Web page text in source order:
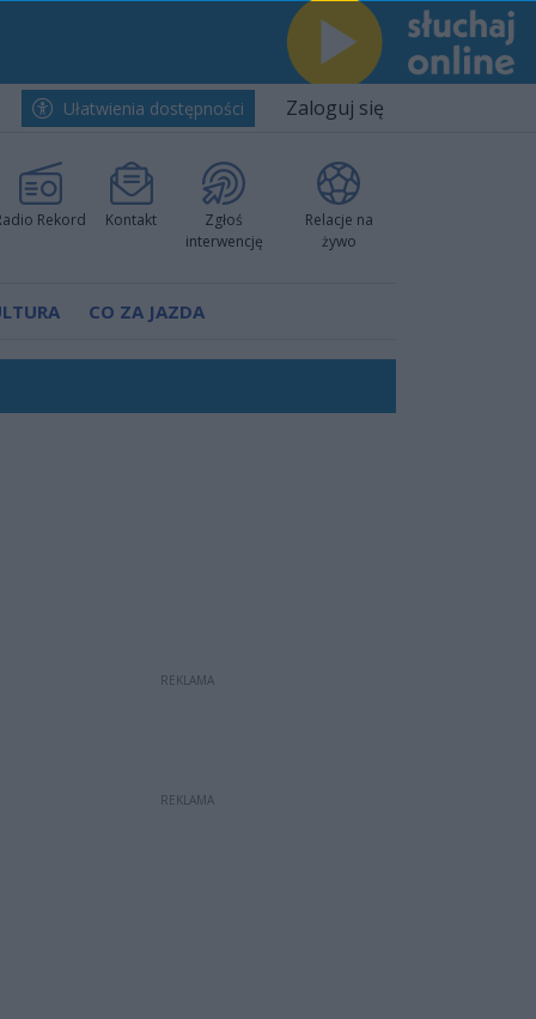
Ułatwienia dostępności Zaloguj się
Rekord Kontakt
Zgłoś
interwencję
Relacje na
żywo
CO ZA JAZDA
w Ustce!
prokuratury
pokazali klasę
nową sportową tradycję"
REKLAMA
REKLAMA